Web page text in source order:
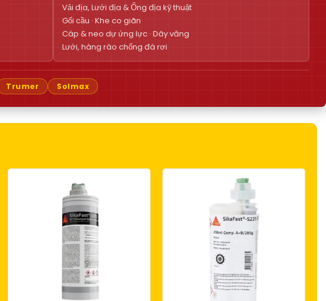
Vải địa, Lưới địa & Ống địa kỹ thuật
Gối cầu · Khe co giãn
Cáp & neo dự ứng lực · Dây văng
Lưới, hàng rào chống đá rơi
Trumer Solmax